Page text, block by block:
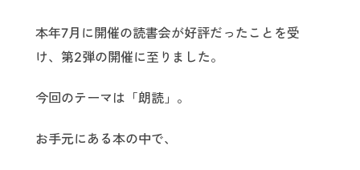
本年7月に開催の読書会が好評だったことを受
け、第2弾の開催に至りました。
今回のテーマは「朗読」。
お手元にある本の中で、